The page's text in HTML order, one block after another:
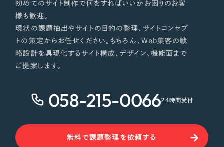
初めてのサイト制作で何をすればいいかお困りのお客
様も歓迎。
現状の課題抽出やサイトの目的の整理、サイトコンセプ
トの策定からお任せください。もちろん、Web集客の戦
略設計を具現化するサイト構成、デザイン、機能面まで
ご提案します。
058-215-006624時間受付
無料で課題整理を依頼する